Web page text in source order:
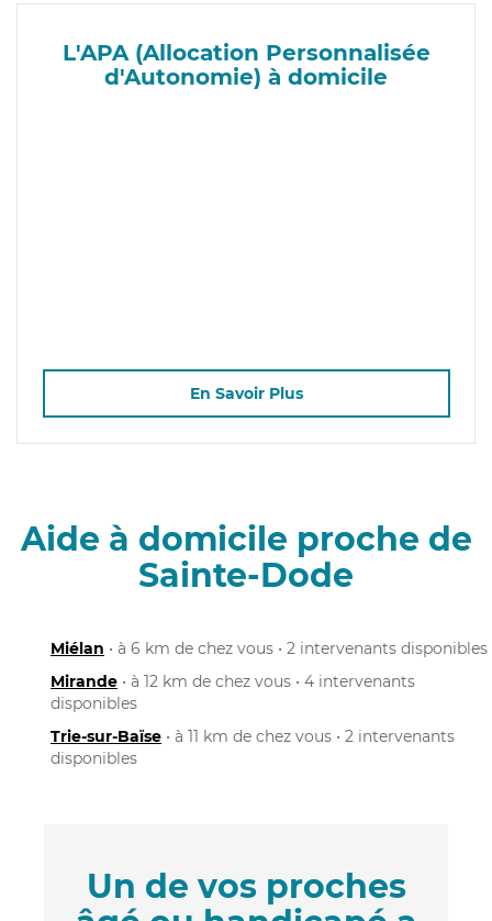
L'APA (Allocation Personnalisée
d'Autonomie) à domicile
En Savoir Plus
Aide à domicile proche de
Sainte-Dode
Miélan • à 6 km de chez vous • 2 intervenants disponibles
Mirande • à 12 km de chez vous • 4 intervenants
disponibles
Trie-sur-Baïse • à 11 km de chez vous • 2 intervenants
disponibles
Un de vos proches